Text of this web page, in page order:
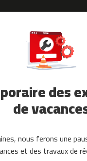
des
de
nous ferons une
et des travaux de
Pièces
PIÈCE DE